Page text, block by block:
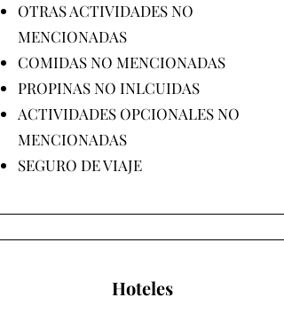
OTRAS ACTIVIDADES NO
MENCIONADAS
COMIDAS NO MENCIONADAS
PROPINAS NO INLCUIDAS
ACTIVIDADES OPCIONALES NO
MENCIONADAS
SEGURO DE VIAJE
Hoteles